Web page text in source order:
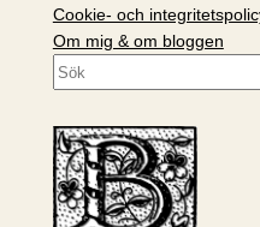
Cookie- och
Om mig & om bloggen
S
k